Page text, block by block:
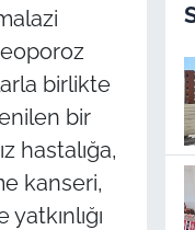
birlikte
bir
hastalığa,
kanseri,